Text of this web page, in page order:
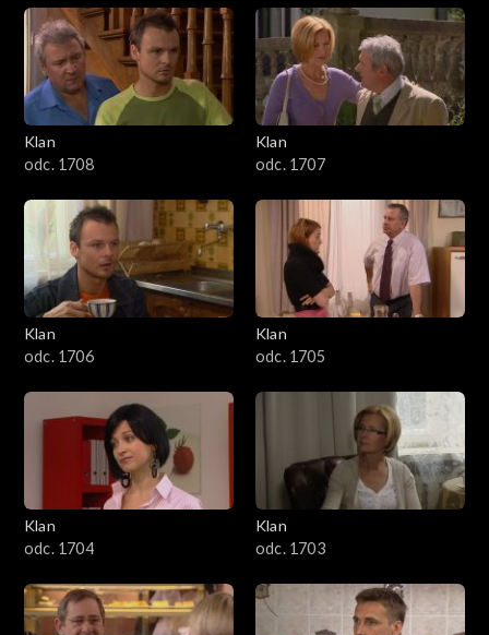
Klan
odc. 1708
Klan
odc. 1707
Klan
odc. 1706
Klan
odc. 1705
Klan
odc. 1704
Klan
odc. 1703